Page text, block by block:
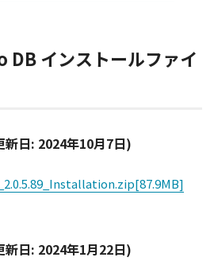
インストールファイ
日: 2024年10月7日)
[87.9MB]
日: 2024年1月22日)